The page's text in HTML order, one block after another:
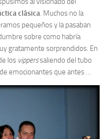
clásica. Muchos no la
pequeños y la pasaban
sobre como habría
gratamente sorprendidos. En
los vipperssaliendo del tubo
emocionantes que antes …